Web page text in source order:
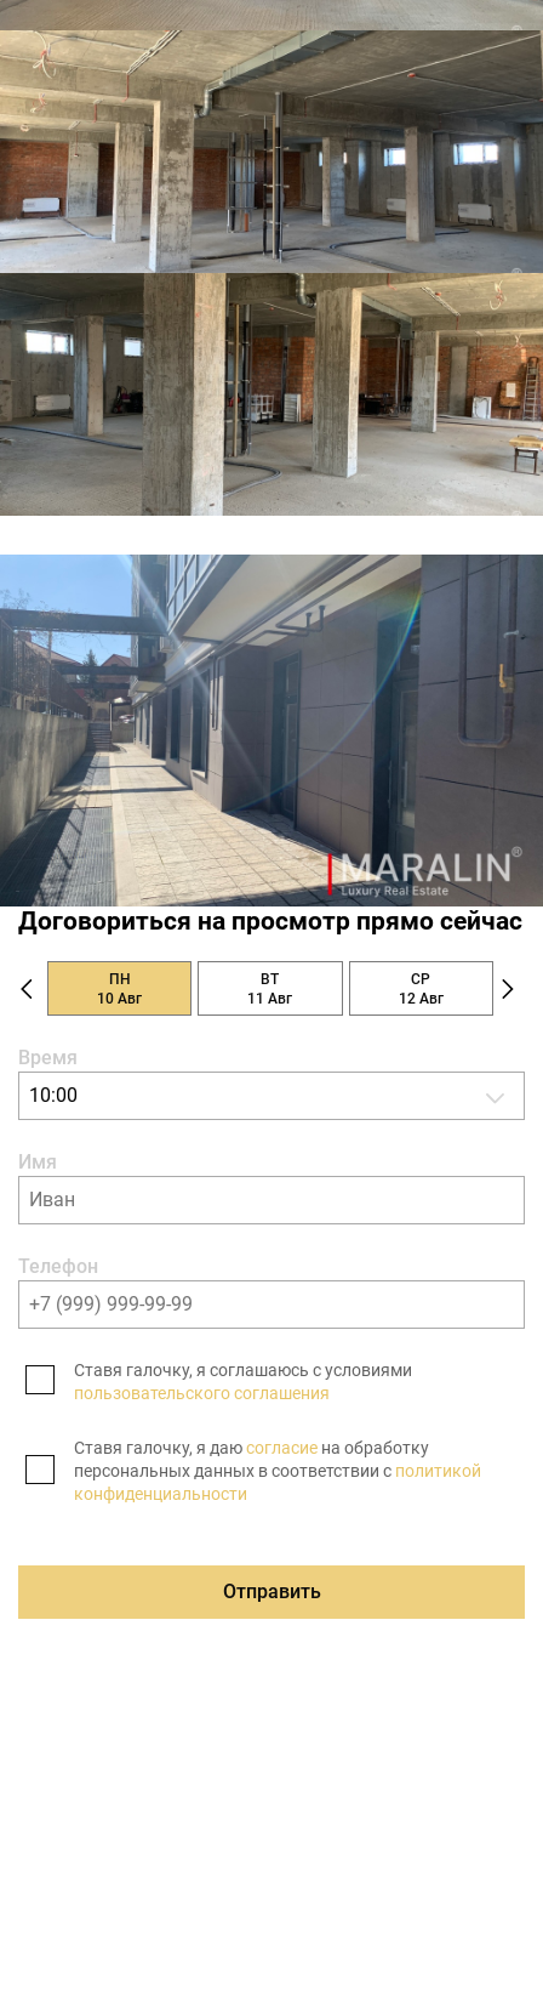
Договориться на просмотр прямо сейчас
ПН
10 Авг
ВТ
11 Авг
СР
12 Авг
Время
10:00
Имя
Телефон
Ставя галочку, я соглашаюсь с условиями
пользовательского соглашения
Ставя галочку, я даюсогласие на обработку
персональных данных в соответствии с политикой
конфиденциальности
Отправить